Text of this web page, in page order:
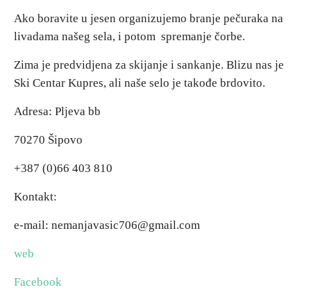
E-Brochure
Ako boravite u jesen organizujemo branje pečuraka na
livadama našeg sela, i potom spremanje čorbe.
Zima je predvidjena za skijanje i sankanje. Blizu nas je
Ski Centar Kupres, ali naše selo je takođe brdovito.
Adresa: Pljeva bb
70270 Šipovo
+387 (0)66 403 810
Kontakt:
e-mail: nemanjavasic706@gmail.com
web
Facebook